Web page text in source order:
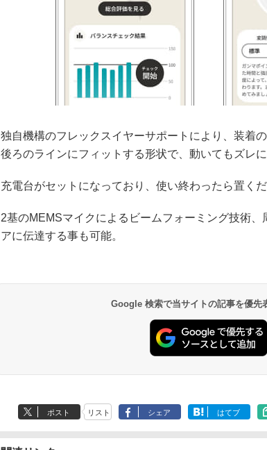
独自機構のフレックスイヤーサポートにより、装着
後ろのラインにフィットする形状で、動いてもズレに
充電台がセットになっており、使い終わったら置く
2基のMEMSマイクによるビームフォーミング技術、
アに伝達する事も可能。
Google 検索で当サイトの記事を優先
ポスト リスト シェア はてブ